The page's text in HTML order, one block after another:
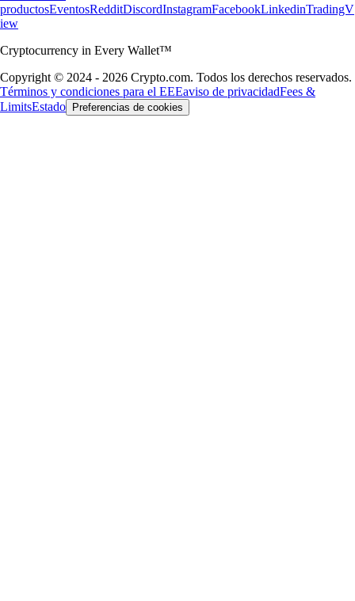
productosEventosRedditDiscordInstagramFacebookLinkedinTradingV
iew
Cryptocurrency in Every Wallet™
Copyright © 2024 - 2026 Crypto.com. Todos los derechos reservados.
Términos y condiciones para el EEEaviso de privacidadFees &
LimitsEstado Preferencias de cookies